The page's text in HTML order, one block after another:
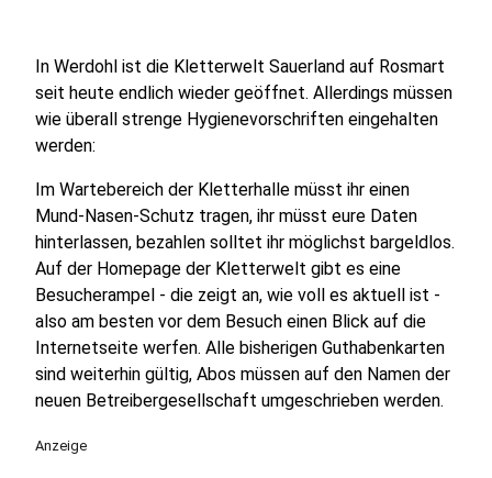
In Werdohl ist die Kletterwelt Sauerland auf Rosmart
seit heute endlich wieder geöffnet. Allerdings müssen
wie überall strenge Hygienevorschriften eingehalten
werden:
Im Wartebereich der Kletterhalle müsst ihr einen
Mund-Nasen-Schutz tragen, ihr müsst eure Daten
hinterlassen, bezahlen solltet ihr möglichst bargeldlos.
Auf der Homepage der Kletterwelt gibt es eine
Besucherampel - die zeigt an, wie voll es aktuell ist -
also am besten vor dem Besuch einen Blick auf die
Internetseite werfen. Alle bisherigen Guthabenkarten
sind weiterhin gültig, Abos müssen auf den Namen der
neuen Betreibergesellschaft umgeschrieben werden.
Anzeige